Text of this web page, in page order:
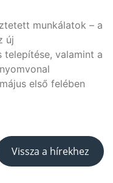
munkálatok – a
új
telepítése, valamint a
első felében
Vissza a hírekhez